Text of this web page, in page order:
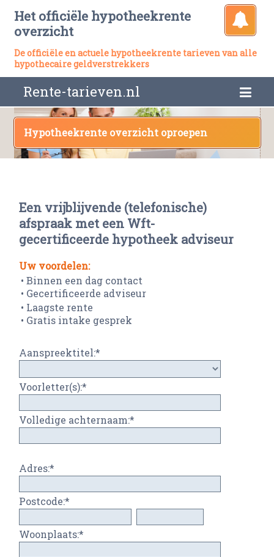
Het officiële hypotheekrente
overzicht
De officiële en actuele hypotheekrente tarieven van alle
hypothecaire geldverstrekkers
Rente-tarieven.nl
Hypotheekrente overzicht oproepen